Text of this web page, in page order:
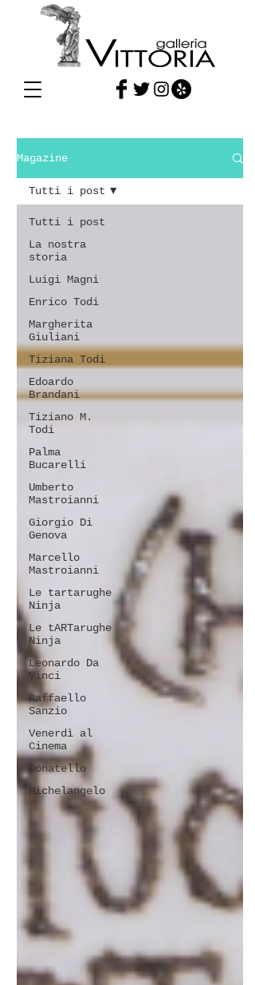
Magazine
Magazine
Tutti i post
La nostra
storia
Luigi Magni
Enrico Todi
Margherita
Giuliani
Tiziana Todi
Edoardo
Brandani
Tiziano M.
Todi
Palma
Bucarelli
Umberto
Mastroianni
Giorgio Di
Genova
Marcello
Mastroianni
Le tartarughe
Ninja
Le tARTarughe
Ninja
Leonardo Da
Vinci
Raffaello
Sanzio
Venerdì al
Cinema
Donatello
Michelangelo
Tutti i post